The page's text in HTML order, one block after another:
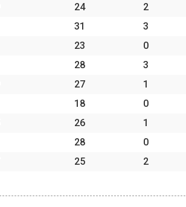
24 2
31 3
23 0
28 3
27 1
18 0
26 1
28 0
25 2